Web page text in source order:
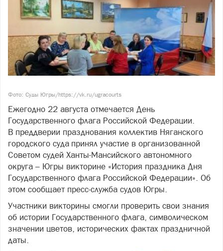
Фото: Суды Югры/https://vk.ru/ugracourts
Ежегодно 22 августа отмечается День
Государственного флага Российской Федерации.
В преддверии празднования коллектив Няганского
городского суда принял участие в организованной
Советом судей Ханты-Мансийского автономного
округа – Югры викторине «История праздника Дня
Государственного флага Российской Федерации». Об
этом сообщает пресс-служба судов Югры.
Участники викторины смогли проверить свои знания
об истории Государственного флага, символическом
значении цветов, исторических фактах праздничной
даты.